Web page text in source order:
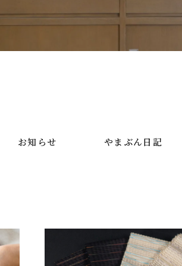
お知らせ やまぶん日記